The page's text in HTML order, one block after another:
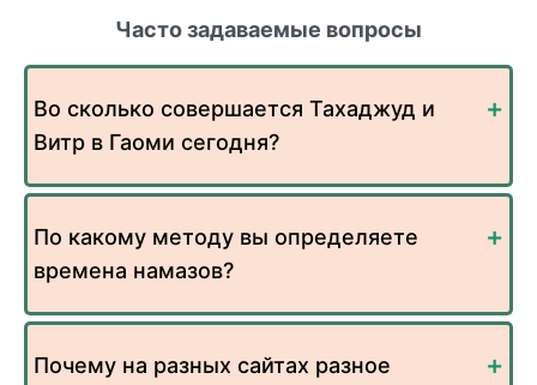
Часто задаваемые вопросы
Во сколько совершается Тахаджуд и
Витр в Гаоми сегодня?
По какому методу вы определяете
времена намазов?
Почему на разных сайтах разное